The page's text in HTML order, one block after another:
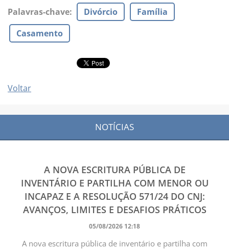
Palavras-chave: Divórcio
Família
Casamento
Voltar
NOTÍCIAS
A NOVA ESCRITURA PÚBLICA DE
INVENTÁRIO E PARTILHA COM MENOR OU
INCAPAZ E A RESOLUÇÃO 571/24 DO CNJ:
AVANÇOS, LIMITES E DESAFIOS PRÁTICOS
05/08/2026 12:18
A nova escritura pública de inventário e partilha com